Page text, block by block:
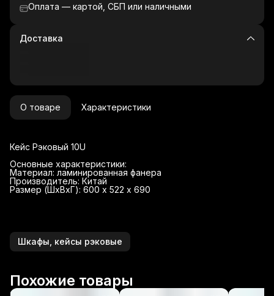
Оплата — картой, СБП или наличными
Доставка
О товаре Характеристики
Кейс Рэковый 10U
Основные характеристики:
Материал: ламинированная фанера
Производитель: Китай
Размер (ШхВхГ): 600 х 522 х 690
Шкафы, кейсы рэковые
Похожие товары